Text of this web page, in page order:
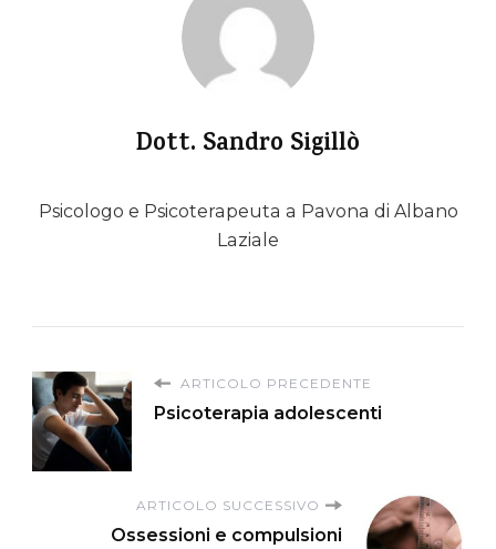
Dott. Sandro Sigillò
Psicologo e Psicoterapeuta a Pavona di Albano
Laziale
ARTICOLO PRECEDENTE
Psicoterapia adolescenti
ARTICOLO SUCCESSIVO
Ossessioni e compulsioni